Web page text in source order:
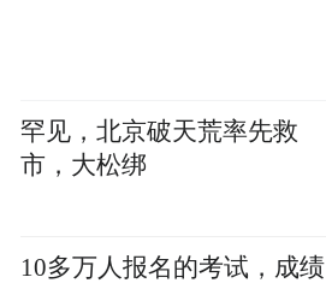
罕见，北京破天荒率先救
市，大松绑
10多万人报名的考试，成绩